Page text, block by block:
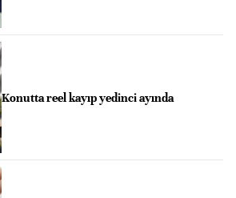
Konutta reel kayıp yedinci ayında